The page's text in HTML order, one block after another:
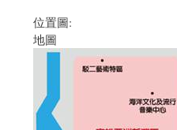
位置圖:
地圖